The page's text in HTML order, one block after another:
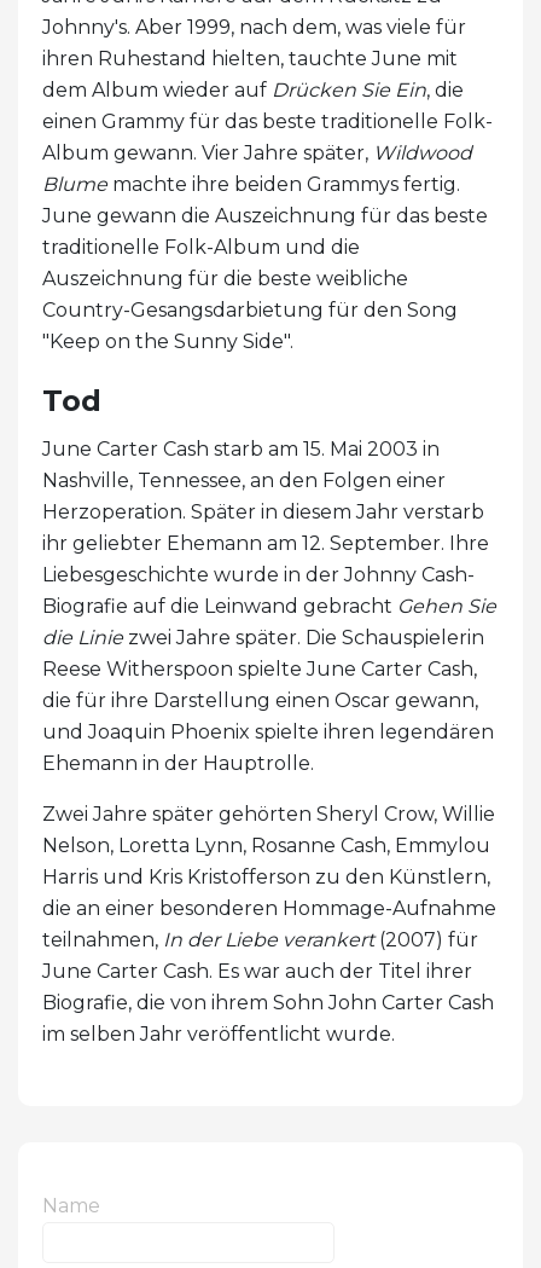
Johnny's. Aber 1999, nach dem, was viele für
ihren Ruhestand hielten, tauchte June mit
dem Album wieder auf Drücken Sie Ein, die
einen Grammy für das beste traditionelle Folk-
Album gewann. Vier Jahre später, Wildwood
Blumemachte ihre beiden Grammys fertig.
June gewann die Auszeichnung für das beste
traditionelle Folk-Album und die
Auszeichnung für die beste weibliche
Country-Gesangsdarbietung für den Song
"Keep on the Sunny Side".
Tod
June Carter Cash starb am 15. Mai 2003 in
Nashville, Tennessee, an den Folgen einer
Herzoperation. Später in diesem Jahr verstarb
ihr geliebter Ehemann am 12. September. Ihre
Liebesgeschichte wurde in der Johnny Cash-
Biografie auf die Leinwand gebracht Gehen Sie
die Liniezwei Jahre später. Die Schauspielerin
Reese Witherspoon spielte June Carter Cash,
die für ihre Darstellung einen Oscar gewann,
und Joaquin Phoenix spielte ihren legendären
Ehemann in der Hauptrolle.
Zwei Jahre später gehörten Sheryl Crow, Willie
Nelson, Loretta Lynn, Rosanne Cash, Emmylou
Harris und Kris Kristofferson zu den Künstlern,
die an einer besonderen Hommage-Aufnahme
teilnahmen, In der Liebe verankert(2007) für
June Carter Cash. Es war auch der Titel ihrer
Biografie, die von ihrem Sohn John Carter Cash
im selben Jahr veröffentlicht wurde.
Name